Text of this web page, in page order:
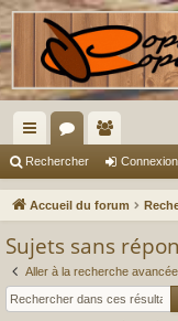
ac
co
ci
s
or
u m
Rechercher Connexion
Accueil du forum
Sujets sans
Aller à la recherche avancée